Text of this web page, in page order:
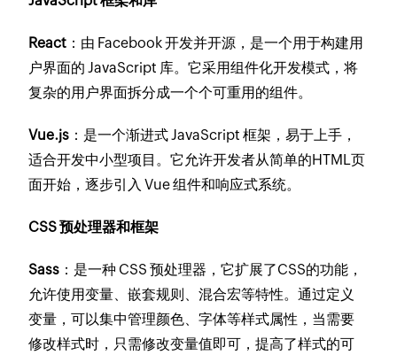
React ：由 Facebook 开发并开源，是一个用于构建用
户界面的 JavaScript 库。它采用组件化开发模式，将
复杂的用户界面拆分成一个个可重用的组件。
Vue.js ：是一个渐进式 JavaScript 框架，易于上手，
适合开发中小型项目。它允许开发者从简单的HTML页
面开始，逐步引入 Vue 组件和响应式系统。
CSS 预处理器和框架
Sass ：是一种 CSS 预处理器，它扩展了CSS的功能，
允许使用变量、嵌套规则、混合宏等特性。通过定义
变量，可以集中管理颜色、字体等样式属性，当需要
修改样式时，只需修改变量值即可，提高了样式的可